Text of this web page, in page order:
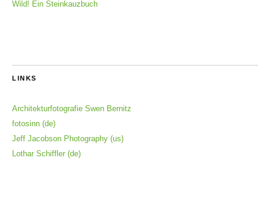
Wild! Ein Steinkauzbuch
LINKS
Architekturfotografie Swen Bernitz
fotosinn (de)
Jeff Jacobson Photography (us)
Lothar Schiffler (de)